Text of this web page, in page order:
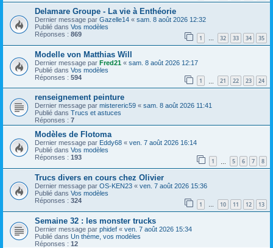
Delamare Groupe - La vie à Enthéorie
Dernier message par Gazelle14 « sam. 8 août 2026 12:32
Publié dans Vos modèles
Réponses : 869 1 … 32 33 34 35
Modelle von Matthias Will
Dernier message par Fred21 « sam. 8 août 2026 12:17
Publié dans Vos modèles
Réponses : 594 1 21 22 23 24
renseignement peinture
Dernier message par mistereric59 « sam. 8 août 2026 11:41
Publié dans Trucs et astuces
Réponses : 7
Modèles de Flotoma
Dernier message par Eddy68 « ven. 7 août 2026 16:14
Publié dans Vos modèles
Réponses : 193 1 5 6 7 8
Trucs divers en cours chez Olivier
Dernier message par OS-KEN23 « ven. 7 août 2026 15:36
Publié dans Vos modèles
Réponses : 324 1 … 10 11 12 13
Semaine 32 : les monster trucks
Dernier message par phidef « ven. 7 août 2026 15:34
Publié dans Un thème, vos modèles
Réponses : 12